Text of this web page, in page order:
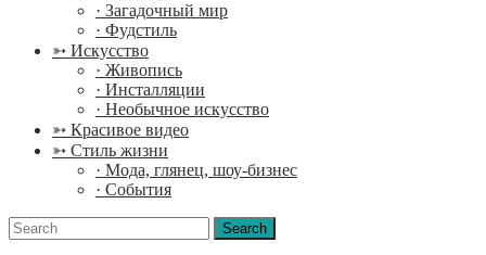
· Загадочный мир
· Фудстиль
➳ Искусство
· Живопись
· Инсталляции
· Необычное искусство
➳ Красивое видео
➳ Стиль жизни
· Мода, глянец, шоу-бизнес
· События
Search
for: